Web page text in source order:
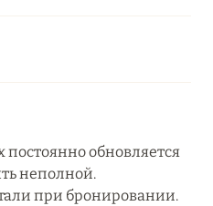
обновляется
неполной.
при бронировании.